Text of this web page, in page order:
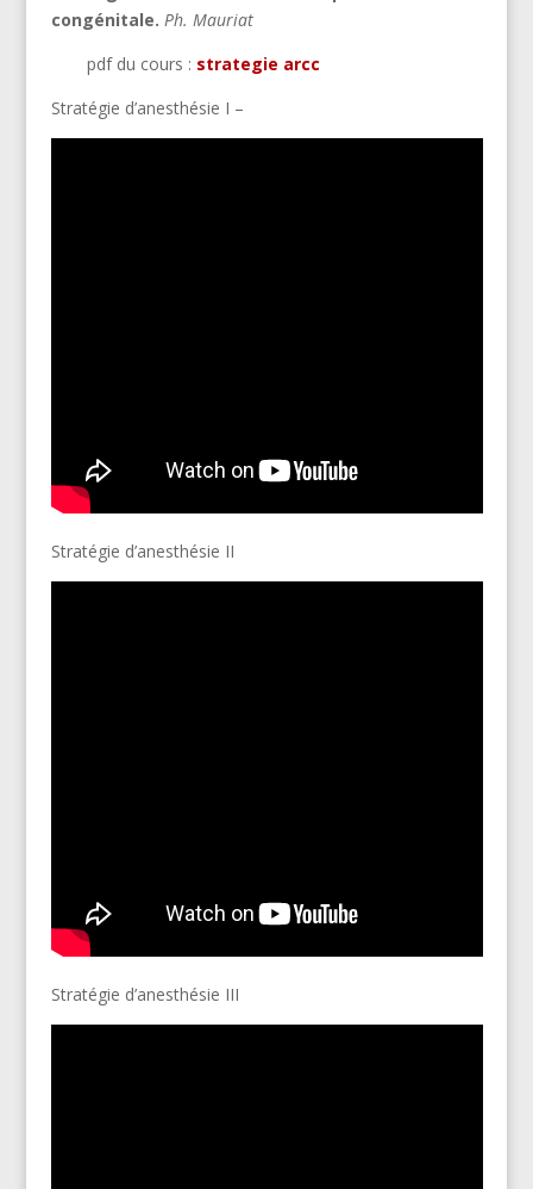
congénitale. Ph. Mauriat
pdf du cours : strategie arcc
Stratégie d’anesthésie I –
Stratégie d’anesthésie II
Stratégie d’anesthésie III